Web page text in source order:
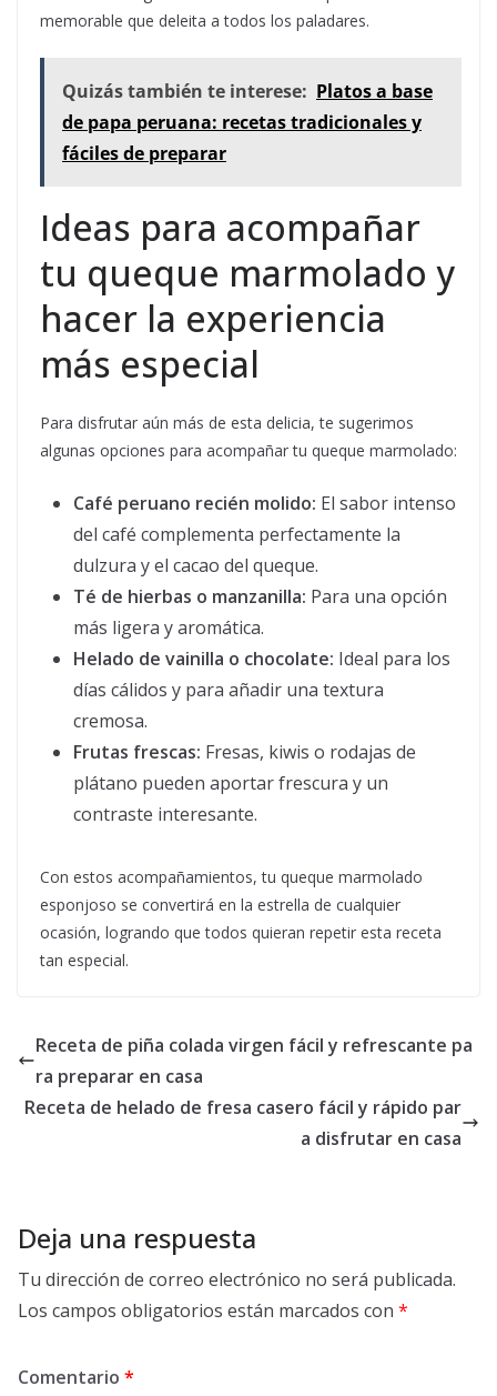
memorable que deleita a todos los paladares.
Quizás también te interese: Platos a base
de papa peruana: recetas tradicionales y
fáciles de preparar
Ideas para acompañar
tu queque marmolado y
hacer la experiencia
más especial
Para disfrutar aún más de esta delicia, te sugerimos
algunas opciones para acompañar tu queque marmolado:
Café peruano recién molido: El sabor intenso
del café complementa perfectamente la
dulzura y el cacao del queque.
Té de hierbas o manzanilla: Para una opción
más ligera y aromática.
Helado de vainilla o chocolate: Ideal para los
días cálidos y para añadir una textura
cremosa.
Frutas frescas: Fresas, kiwis o rodajas de
plátano pueden aportar frescura y un
contraste interesante.
Con estos acompañamientos, tu queque marmolado
esponjoso se convertirá en la estrella de cualquier
ocasión, logrando que todos quieran repetir esta receta
tan especial.
Receta de piña colada virgen fácil y refrescante pa
ra preparar en casa
Receta de helado de fresa casero fácil y rápido par
a disfrutar en casa
Deja una respuesta
Tu dirección de correo electrónico no será publicada.
Los campos obligatorios están marcados con *
Comentario *